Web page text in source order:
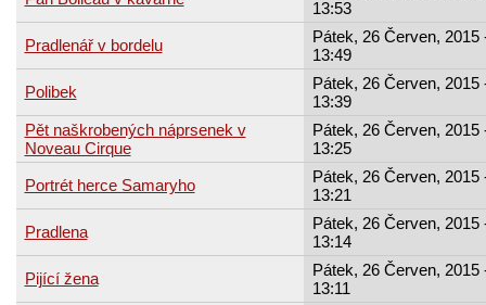
13:53
Pradlenář v bordelu
Pátek, 26 Červen, 2015
13:49
Polibek
Pátek, 26 Červen, 2015
13:39
Pět naškrobených náprsenek v
Noveau Cirque
Pátek, 26 Červen, 2015
13:25
Portrét herce Samaryho
Pátek, 26 Červen, 2015
13:21
Pradlena
Pátek, 26 Červen, 2015
13:14
Pijící žena
Pátek, 26 Červen, 2015
13:11